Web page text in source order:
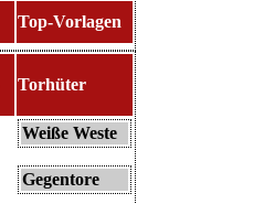
Top-Vorlagen
Torhüter
Weiße Weste
Gegentore